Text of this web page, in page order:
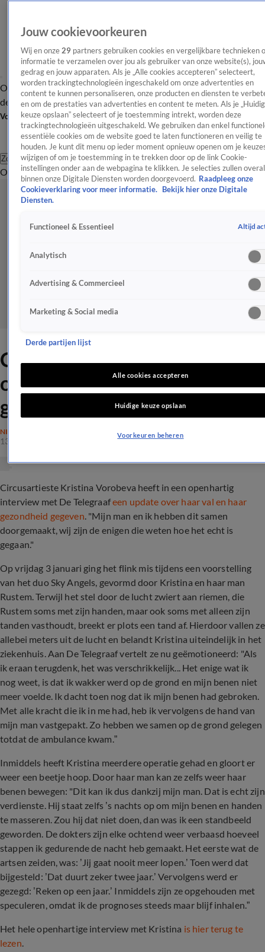
OverzichtAfleveringen Entertainment TV Algemeen
Tip
de redactieNieuwsbrief
Volg Shownieuws
Zoeken
OverzichtEntertainmentSpraakmakendRealityCrimeVideo's
Circusartieste-Carré
openhartig over val en
gezondheid
NIEUWS
13 feb 2020, 11:57
Circusartieste Kristina Vorobeva heeft in een openhartig
interview met De Telegraafeen update over haar val en haar
gezondheid gegeven. "Mijn man en ik hebben dit samen
doorgemaakt, wij zijn de enigen die weten hoe het echt is
gegaan."
Op vrijdag 3 januari ging het flink mis tijdens een voorstelling
van het duo Sky Angels, gevormd door Kristina en haar man
Rustem. Terwijl het stel door de lucht zwiert aan riemen, die
Rustem soms met zijn handen, maar ook soms met alleen zijn
tanden vasthoudt, breekt er plots een tand af. Hierdoor vallen ze
allebei meters uit de lucht en belandt Kristina uiteindelijk in het
ziekenhuis. Aan De Telegraaf vertelt ze nu geëmotioneerd: "Als
ik eraan terugdenk, het was verschrikkelijk... Het enige wat ik
nog weet, is dat ik wakker werd op de grond en mijn benen niet
meer voelde. Ik dacht toen nog dat ik mijn benen had gebroken.
Met alle kracht die ik in me had, heb ik vervolgens de hand van
mijn man vastgepakt. Zo hebben we samen op de grond gelegen
totdat de ambulance kwam.”
Inmiddels heeft Kristina meerdere operatie gehad en gloort er
weer een beetje hoop. Door haar man kan ze zelfs weer haar
benen bewegen: "Dit kan ik dus dankzij mijn man. Dat is echt zijn
verdienste. Hij staat zelfs ’s nachts op om mijn benen en handen
te masseren. Zou hij dat niet doen, dan was ik een standbeeld
geworden. De dokters zijn elke ochtend weer verbaasd hoeveel
stappen ik gedurende de nacht heb gemaakt. Het eerste wat de
artsen zeiden, was: ’Jij gaat nooit meer lopen.’ Toen werd dat
bijgesteld: ’Dat duurt zeker twee jaar.’ Vervolgens werd er
gezegd: ’Reken op een jaar.’ Inmiddels zijn ze opgehouden met
speculeren, omdat ik de prognoses steeds maar blijf inhalen.”
Het hele openhartige interview met Kristina is hier terug te
lezen.
Jouw cookievoorkeuren
Wij en onze 29 partners gebruiken cookies en vergelijkbare technieken
informatie te verzamelen over jou als gebruiker van onze website(s),
gedrag en jouw apparaten. Als je „Alle cookies accepteren” selecteert,
worden trackingtechnologieën ingeschakeld om onze advertenties en
content te kunnen personaliseren, onze producten en diensten te
en om de prestaties van advertenties en content te meten. Als je
keuze opslaan” selecteert of je toestemming intrekt, worden deze
trackingtechnologieën uitgeschakeld. We gebruiken dan enkel
essentiële cookies om de website goed te laten functioneren en veilig te
houden. Je kunt dit menu op ieder moment opnieuw openen om je
wijzigen of om je toestemming in te trekken door op de link Cookie-
instellingen onder aan de webpagina te klikken. Je selecties zullen overal
binnen onze Digitale Diensten worden doorgevoerd. Raadpleeg onze
Cookieverklaring voor meer informatie.
Bekijk hier onze Digitale
Diensten.
Functioneel & Essentieel Altijd
Analytisch
Advertising & Commercieel
Marketing & Social media
Derde partijen lijst
Alle cookies accepteren
Huidige keuze opslaan
Voorkeuren beheren